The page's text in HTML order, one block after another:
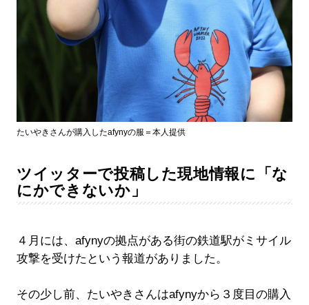
たいやきさんが購入したafynyの服＝本人提供
ツイッターで投稿した現地情報に「な
にかできないか」
４月には、afynyの拠点がある街の鉄道駅がミサイル
攻撃を受けたという報道がありました。
その少し前、たいやきさんはafynyから３度目の購入